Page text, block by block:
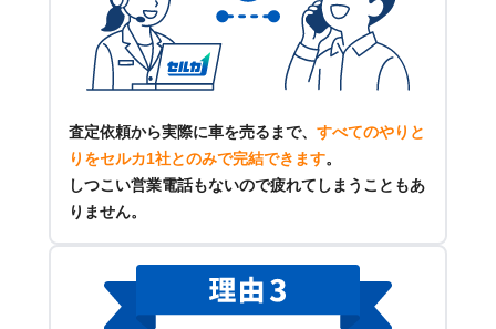
査定依頼から実際に車を売るまで、 すべてのやりと
りをセルカ1社とのみで完結できます。
しつこい営業電話もないので疲れてしまうこともあ
りません。